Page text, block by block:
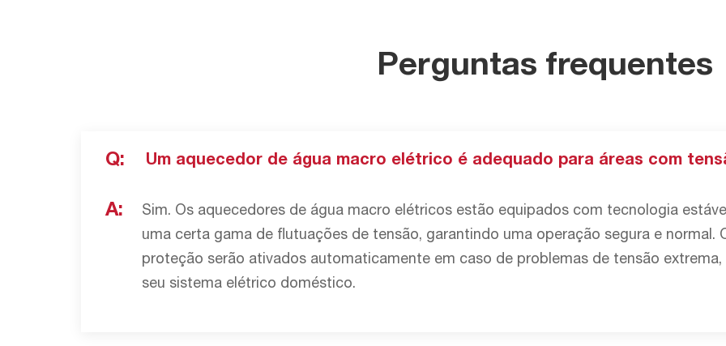
Perguntas frequentes
Q: Um aquecedor de água macro elétrico é adequado para áreas com
A:
Sim. Os aquecedores de água macro elétricos estão equipados com tecnologia
uma certa gama de flutuações de tensão, garantindo uma operação segura e normal.
proteção serão ativados automaticamente em caso de problemas de tensão
seu sistema elétrico doméstico.